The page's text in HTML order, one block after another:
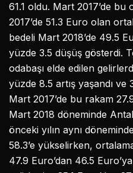
61.1 oldu. Mart 2017’de
2017’de 51.3 Euro olan
bedeli Mart 2018’de 49.5
yüzde 3.5 düşüş gösterdi.
odabaşı elde edilen
yüzde 8.5 artış yaşandı
Mart 2017’de bu rakam
Mart 2018 döneminde
önceki yılın aynı
58.3’e yükselirken,
47.9 Euro’dan 46.5